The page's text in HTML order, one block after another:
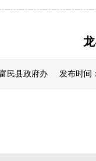
民县政府办 发布时间